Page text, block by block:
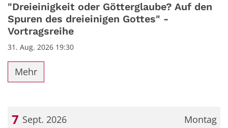
"Dreieinigkeit oder Götterglaube? Auf den
Spuren des dreieinigen Gottes" -
Vortragsreihe
31. Aug. 2026 19:30
Mehr
Montag
7 Sept. 2026